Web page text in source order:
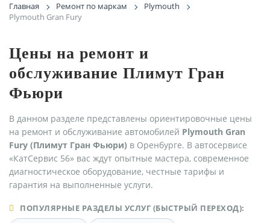
Главная Ремонт по маркам
Plymouth
Plymouth Gran Fury
Цены на ремонт и
обслуживание Плимут Гран
Фьюри
В данном разделе представлены ориентировочные цены
на ремонт и обслуживание автомобилей Plymouth Gran
Fury (Плимут Гран Фьюри) в Оренбурге. В автосервисе
«КатСервис 56» вас ждут опытные мастера, современное
диагностическое оборудование, честные тарифы и
гарантия на выполненные услуги.
ПОПУЛЯРНЫЕ РАЗДЕЛЫ УСЛУГ (БЫСТРЫЙ ПЕРЕХОД):